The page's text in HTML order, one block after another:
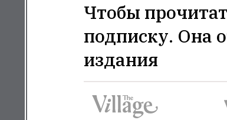
Чтобы
подписку. Она
издания